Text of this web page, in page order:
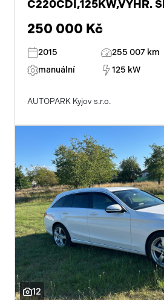
C220CDI,125KW,VYHŘ.
250 000 Kč
2015 255 007 km
manuální
125 kW
AUTOPARK Kyjov s.r.o.
12